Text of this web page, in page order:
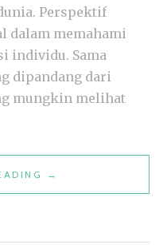
Perspektif
dalam memahami
individu. Sama
dipandang dari
mungkin melihat
PERSPEKTIF
ADALAH:
→